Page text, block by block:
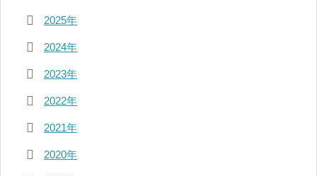
2025年
2024年
2023年
2022年
2021年
2020年